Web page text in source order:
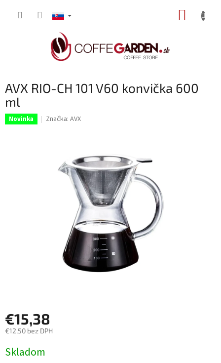
AVX RIO-CH 101 V60 konvička 600
ml
Novinka Značka: AVX
€15,38
€12,50 bez DPH
cena:
Skladom